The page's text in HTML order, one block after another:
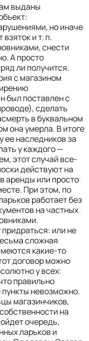
выданы
но иначе
и т. п.
снести
А просто
ли получится.
с магазином
был поставлен с
сделать
в буквальном
она умерла. В итоге
ее наследников за
у каждого —
этот случай все-
действуют на
аренды или просто
При этом, по
работает без
на частных
или не
сложная
какие-то
договор можно
у всех:
правильно
невозможно.
магазинчиков,
на
очередь,
ларьков и